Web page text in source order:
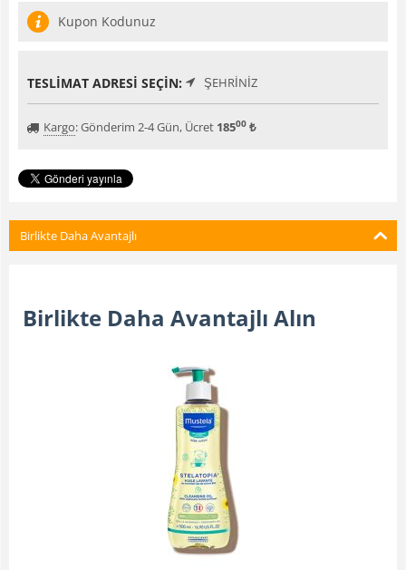
Kupon Kodunuz
TESLIMAT ADRESI SEÇIN: ŞEHRINIZ
Kargo:Gönderim 2-4 Gün, Ücret 18500 ₺
Birlikte Daha Avantajlı
Birlikte Daha Avantajlı Alın